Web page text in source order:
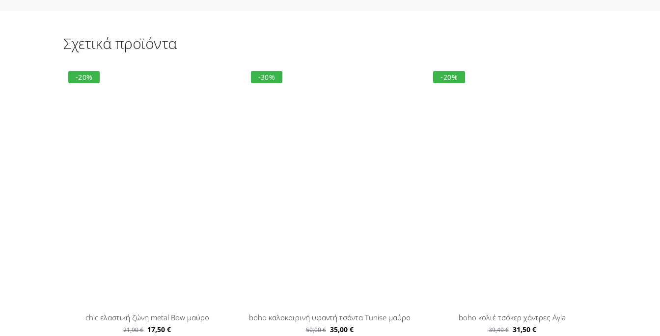
Σχετικά προϊόντα
-20%
chic ελαστική ζώνη metal Bow μαύρο
21,90€ 17,50€
-30%
boho καλοκαιρινή υφαντή τσάντα Tunise μαύρο
50,00€ 35,00€
-20%
boho κολιέ τσόκερ χάντρες Ayla
39,40€ 31,50 €